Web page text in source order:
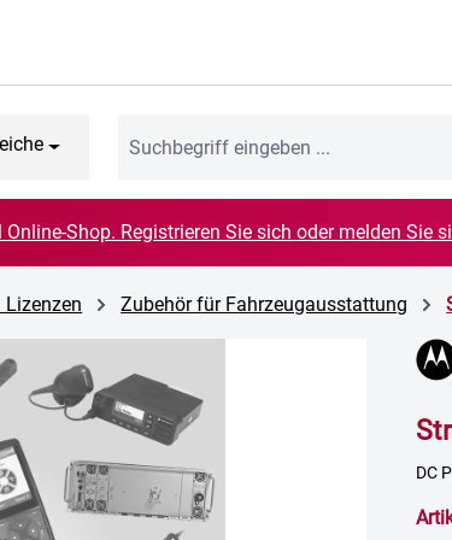
Shop. Registrieren Sie sich oder melden Sie
Lizenzen Zubehör für Fahrzeugausstattung
DC